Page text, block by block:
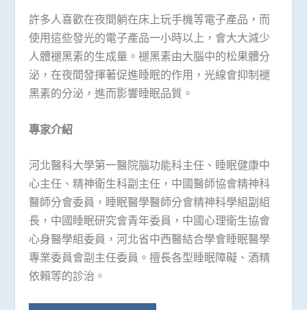
許多人喜歡在夜間躺在床上玩手機等電子產品，而
使用這些發光的電子產品一小時以上，會大大減少
人體褪黑素的生成量。褪黑素由大腦中的松果體分
泌，在夜間發揮著促進睡眠的作用，光線會抑制褪
黑素的分泌，進而影響睡眠品質。
專家介紹
河北醫科大學第一醫院腦功能科主任、睡眠健康中
心主任、精神衛生科副主任，中國醫師協會精神科
醫師分會委員，睡眠醫學醫師分會精神科學組副組
長，中國睡眠研究會青年委員，中國心理衛生協會
心身醫學組委員，河北省中西醫結合學會睡眠醫學
專業委員會副主任委員。擅長各型睡眠障礙、酒精
依賴等的診治。